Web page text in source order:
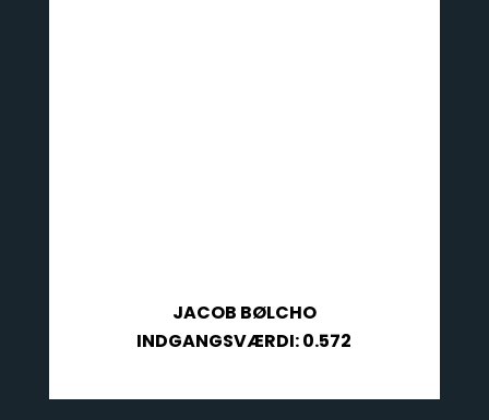
JACOB BØLCHO
INDGANGSVÆRDI: 0.572